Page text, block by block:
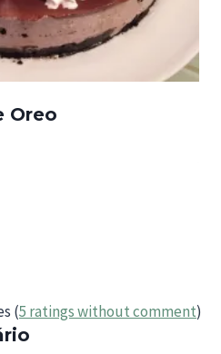
Oreo
(5 ratings without comment)